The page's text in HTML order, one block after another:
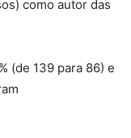
como autor das
(de 139 para 86) e